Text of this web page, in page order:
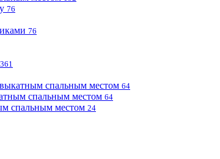
76
76
361
спальным местом 64
спальным местом 64
спальным местом 24